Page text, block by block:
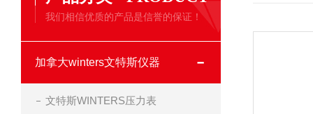
我们相信优质的产品是信誉的保证！
加拿大winters文特斯仪器
文特斯WINTERS压力表